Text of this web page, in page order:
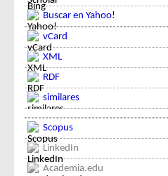
Buscar en Yahoo!
vCard
XML
RDF
similares
Scopus
LinkedIn
Academia.edu